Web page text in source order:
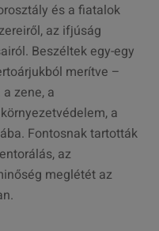
és a fiatalok
az ifjúság
Beszéltek egy-egy
merítve –
zene, a
a
Fontosnak tartották
az
meglétét az